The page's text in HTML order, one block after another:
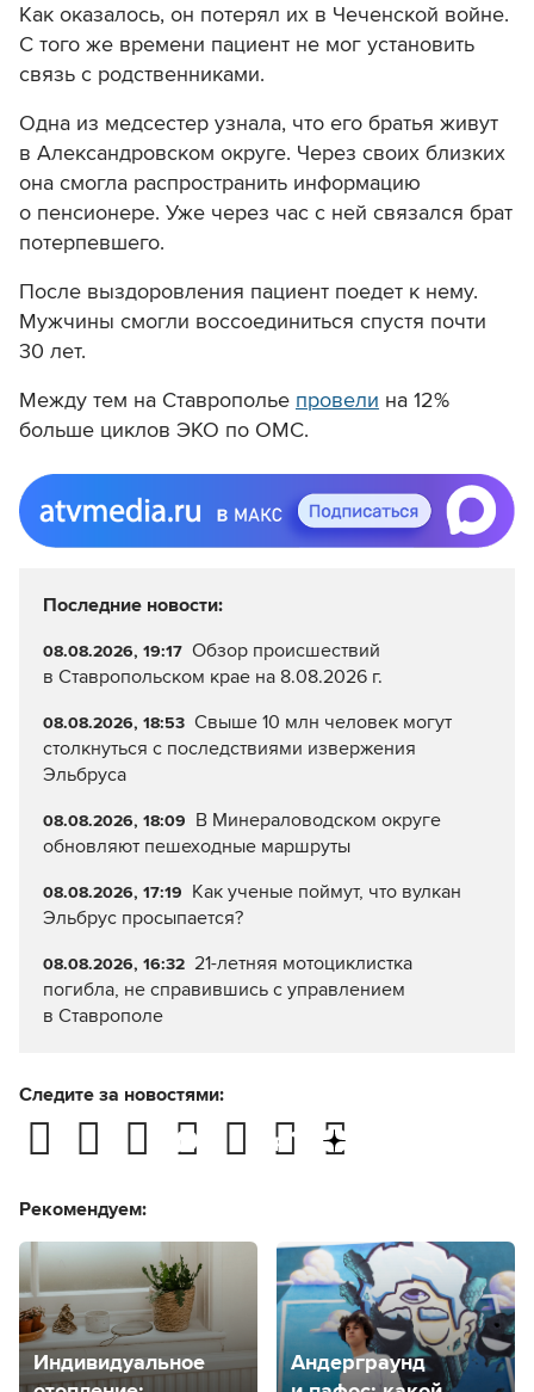
Как оказалось, он потерял их в Чеченской войне.
С того же времени пациент не мог установить
связь с родственниками.
Одна из медсестер узнала, что его братья живут
в Александровском округе. Через своих близких
она смогла распространить информацию
о пенсионере. Уже через час с ней связался брат
потерпевшего.
После выздоровления пациент поедет к нему.
Мужчины смогли воссоединиться спустя почти
30 лет.
Между тем на Ставрополье провели на 12%
больше циклов ЭКО по ОМС.
Последние новости:
08.08.2026, 19:17 Обзор происшествий
в Ставропольском крае на 8.08.2026 г.
08.08.2026, 18:53 Свыше 10 млн человек могут
столкнуться с последствиями извержения
Эльбруса
08.08.2026, 18:09 В Минераловодском округе
обновляют пешеходные маршруты
08.08.2026, 17:19 Как ученые поймут, что вулкан
Эльбрус просыпается?
08.08.2026, 16:32 21-летняя мотоциклистка
погибла, не справившись с управлением
в Ставрополе
Следите за новостями:
Рекомендуем:
Индивидуальное
Андерграунд